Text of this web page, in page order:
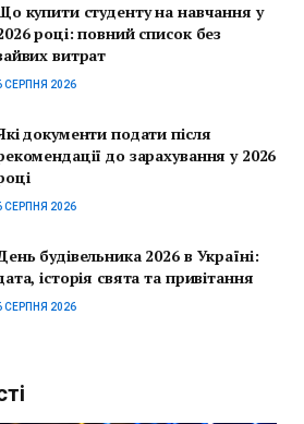
купити студенту на навчання у
році: повний список без
витрат
СЕРПНЯ 2026
документи подати після
до зарахування у 2026
СЕРПНЯ 2026
будівельника 2026 в Україні:
історія свята та привітання
СЕРПНЯ 2026